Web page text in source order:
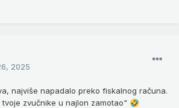
2025
najviše napadalo preko fiskalnog računa.
zvučnike u najlon zamotao" 🤣